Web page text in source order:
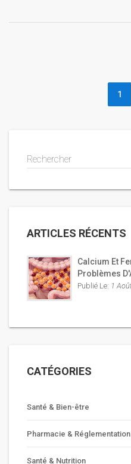
1
Rechercher
ARTICLES RÉCENTS
Calcium Et
Problèmes
Publié Le: 1
CATÉGORIES
Santé & Bien-être
Pharmacie & Réglementation
Santé & Nutrition